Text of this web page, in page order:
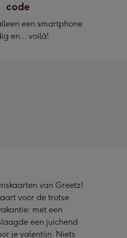
code
een smartphone
en… voilà!
van Greetz!
voor de trotse
met een
een juichend
je valentijn. Niets